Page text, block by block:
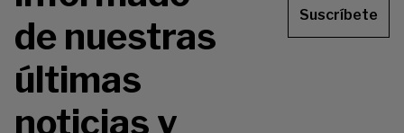
de nuestras
últimas
noticias y
Suscríbete